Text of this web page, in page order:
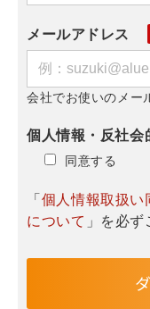
メールアドレス
会社でお使いのメー
個人情報・反社会
同意する
「個人情報取扱い
について 」を必ず